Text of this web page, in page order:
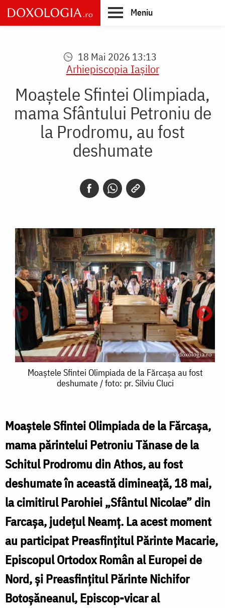
Skip
to
main
Meniu
18 Mai 2026 13:13
Arhiepiscopia Iaşilor
Moaștele Sfintei Olimpiada,
mama Sfântului Petroniu de
la Prodromu, au fost
deshumate
Moaștele
de
la
Fărcașa
au
fost
/
foto:
pr.
Silviu
Cluci
Moaștele Sfintei Olimpiada de la Fărcașa au fost
deshumate / foto: pr. Silviu Cluci
Moaștele Sfintei Olimpiada de la Fărcașa,
mama părintelui Petroniu Tănase de la
Schitul Prodromu din Athos, au fost
deshumate în această dimineață, 18 mai,
la cimitirul Parohiei „Sfântul Nicolae” din
Farcașa, județul Neamț. La acest moment
au participat Preasfințitul Părinte Macarie,
Episcopul Ortodox Român al Europei de
Nord, și Preasfințitul Părinte Nichifor
Botoșăneanul, Episcop-vicar al